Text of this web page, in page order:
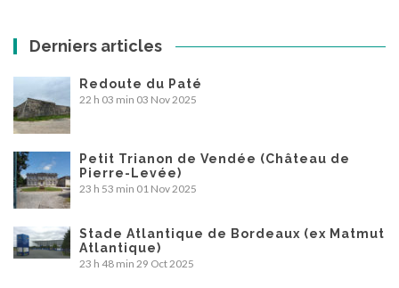
Derniers articles
Redoute du Paté
22 h 03 min 03 Nov 2025
Petit Trianon de Vendée (Château de
Pierre-Levée)
23 h 53 min 01 Nov 2025
Stade Atlantique de Bordeaux (ex Matmut
Atlantique)
23 h 48 min 29 Oct 2025